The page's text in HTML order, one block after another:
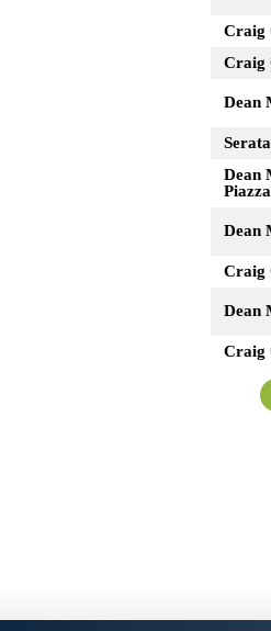
Craig
Craig
Dean
Dean
Piazza
Dean
Craig
Dean
Craig